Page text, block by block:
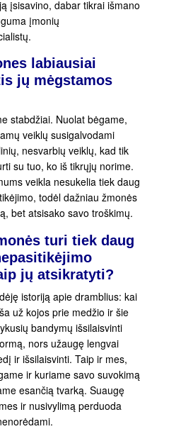
įsisavino, dabar tikrai išmano
įmonių
labiausiai
jų mėgstamos
stabdžiai. Nuolat bėgame,
veiklų susigalvodami
nesvarbių veiklų, kad tik
su tuo, ko iš tikrųjų norime.
veikla nesukelia tiek daug
todėl dažniau žmonės
bet atsisako savo troškimų.
turi tiek daug
jų atsikratyti?
istoriją apie dramblius: kai
už kojos prie medžio ir šie
bandymų išsilaisvinti
nors užaugę lengvai
ir išsilaisvinti. Taip ir mes,
ir kuriame savo suvokimą
esančią tvarką. Suaugę
ir nusivylimą perduoda